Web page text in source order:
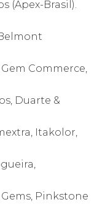
(Apex-Brasil).
Commerce,
Duarte &
Itakolor,
Gems, Pinkstone